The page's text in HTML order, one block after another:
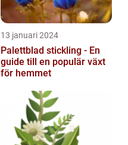
13 januari 2024
Palettblad stickling - En
guide till en populär växt
för hemmet